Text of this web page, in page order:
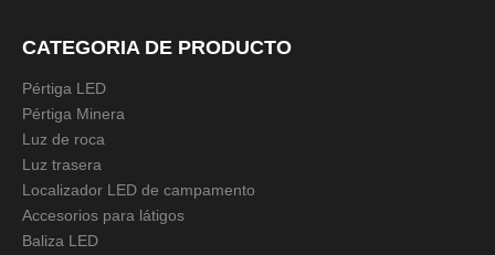
Baliza impermeable mini baliza luz estroboscópica led
CATEGORIA DE PRODUCTO
Pértiga LED
Pértiga Minera
Luz de roca
Luz trasera
Localizador LED de campamento
Accesorios para látigos
Baliza LED